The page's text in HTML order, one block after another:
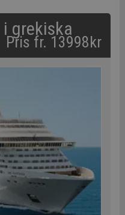
grekiska
Pris fr. 13998kr